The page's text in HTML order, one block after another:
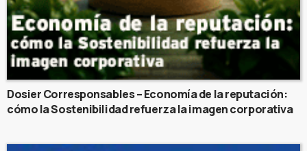
Dosier Corresponsables – Economía de la reputación:
cómo la Sostenibilidad refuerza la imagen corporativa